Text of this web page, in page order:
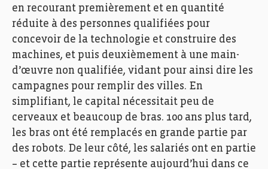
en recourant premièrement et en quantité
réduite à des personnes qualifiées pour
concevoir de la technologie et construire des
machines, et puis deuxièmement à une main-
d’œuvre non qualifiée, vidant pour ainsi dire les
campagnes pour remplir des villes. En
simplifiant, le capital nécessitait peu de
cerveaux et beaucoup de bras. 100 ans plus tard,
les bras ont été remplacés en grande partie par
des robots. De leur côté, les salariés ont en partie
– et cette partie représente aujourd’hui dans ce